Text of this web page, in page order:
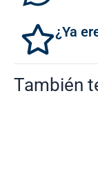
¿Ya
También